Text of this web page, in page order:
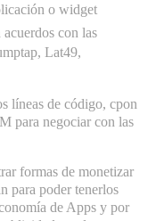
o widget
con las
Lat49,
líneas de código, cpon
para negociar con las
formas de monetizar
para poder tenerlos
de Apps y por